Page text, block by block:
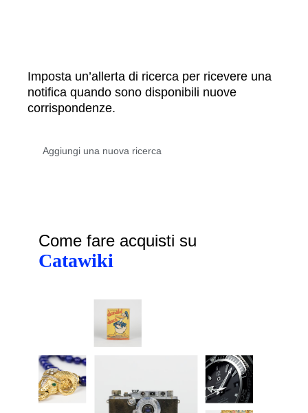
Imposta un’allerta di ricerca per ricevere una
notifica quando sono disponibili nuove
corrispondenze.
Come fare acquisti su
Catawiki